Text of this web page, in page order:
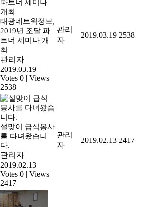
태광네트웍정보,
2019년 조달 파
트너 세미나 개
최
관리자 |
2019.03.19 |
Votes 0 | Views
2538
관리
자
2019.03.19 2538
설맞이 급식봉사
를 다녀왔습니
다.
관리자 |
2019.02.13 |
Votes 0 | Views
2417
관리
자
2019.02.13 2417